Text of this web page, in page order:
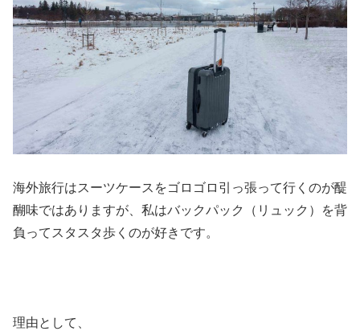
海外旅行はスーツケースをゴロゴロ引っ張って行くのが醍
醐味ではありますが、私はバックパック（リュック）を背
負ってスタスタ歩くのが好きです。
理由として、